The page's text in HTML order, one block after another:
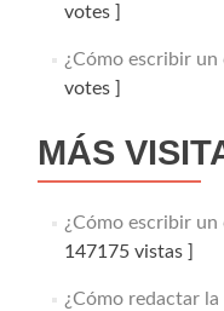
votes ]
¿Cómo escribir
votes ]
MÁS
¿Cómo escribir
147175 vistas ]
¿Cómo redactar